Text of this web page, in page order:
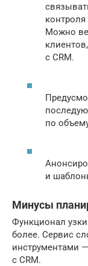
Можно
с CRM.
по
и
Минусы
Функционал
более. Сервис
инструментами
с CRM.